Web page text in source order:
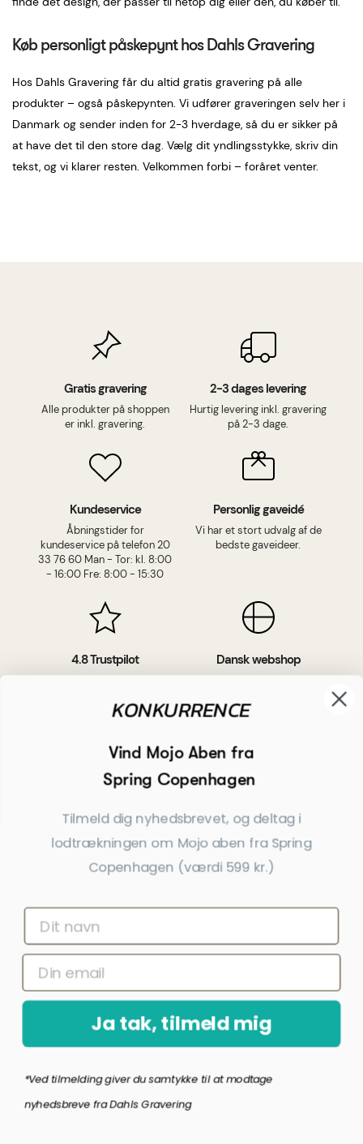
Køb personligt påskepynt hos Dahls Gravering
Hos Dahls Gravering får du altid gratis gravering på alle
produkter – også påskepynten. Vi udfører graveringen selv her i
Danmark og sender inden for 2-3 hverdage, så du er sikker på
at have det til den store dag. Vælg dit yndlingsstykke, skriv din
tekst, og vi klarer resten. Velkommen forbi – foråret venter.
Gratis gravering
Alle produkter på shoppen
er inkl. gravering.
2-3 dages levering
Hurtig levering inkl. gravering
på 2-3 dage.
Kundeservice
Åbningstider for
kundeservice på telefon 20
33 76 60 Man - Tor: kl. 8:00
- 16:00 Fre: 8:00 - 15:30
Personlig gaveidé
Vi har et stort udvalg af de
bedste gaveideer.
4.8 Trustpilot Dansk webshop
Ring til os
info@dahlsgravering.dk
Dahlsgravering.dk
Øster Løgumvej 13 B
Genner
6230 Rødekro
KONKURRENCE
Vind Mojo Aben fra
Spring Copenhagen
Tilmeld dig nyhedsbrevet, og deltag i
lodtrækningen om Mojo aben fra Spring
Copenhagen (værdi 599 kr.)
Ja tak, tilmeld mig
*Ved tilmelding giver du samtykke til at modtage
nyhedsbreve fra Dahls Gravering